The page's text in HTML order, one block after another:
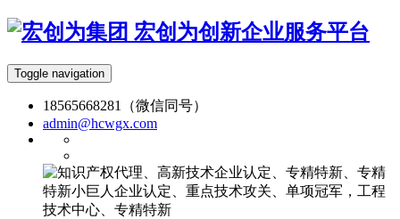
宏创为创新企业服务平台
Toggle navigation
18565668281（微信同号）
admin@hcwgx.com